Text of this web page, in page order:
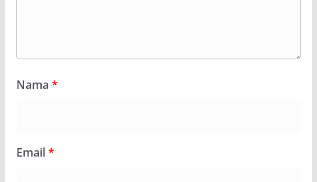
Nama *
Email*